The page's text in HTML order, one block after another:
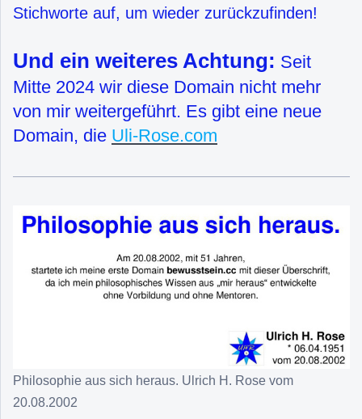
Stichworte auf, um wieder zurückzufinden!
Und ein weiteres Achtung: Seit
Mitte 2024 wir diese Domain nicht mehr
von mir weitergeführt. Es gibt eine neue
Domain, die Uli-Rose.com
Philosophie aus sich heraus. Ulrich H. Rose vom
20.08.2002